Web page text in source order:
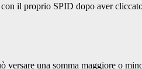
il proprio SPID dopo aver
una somma maggiore o